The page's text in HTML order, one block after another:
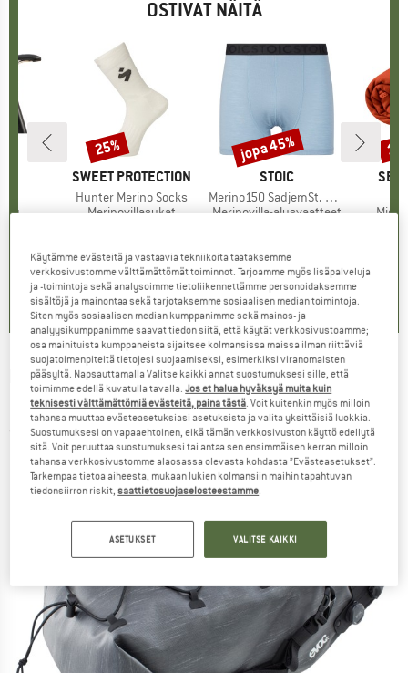
OSTIVAT NÄITÄ
)
MERKKI
SWEET PROTECTION
Tuote
Hunter Merino Socks
Tuoteryhmä
Merinovillasukat
0,0(0)
Alennus
25%
MERKKI
STOIC
Tuote
Merino150 SadjemSt. Boxer
Tuoteryhmä
Merinovilla-alusvaatteet
4,6(19)
Alennus
jopa 45%
SEA
EVOC -Seat Pack Boa Waterproof 8 -
Pyörälaukku
(0)
Käytämme evästeitä ja vastaavia tekniikoita taataksemme
verkkosivustomme välttämättömät toiminnot. Tarjoamme myös lisäpalveluja
ja -toimintoja sekä analysoimme tietoliikennettämme personoidaksemme
sisältöjä ja mainontaa sekä tarjotaksemme sosiaalisen median toimintoja.
Siten myös sosiaalisen median kumppanimme sekä mainos- ja
analyysikumppanimme saavat tiedon siitä, että käytät verkkosivustoamme;
osa mainituista kumppaneista sijaitsee kolmansissa maissa ilman riittäviä
suojatoimenpiteitä tietojesi suojaamiseksi, esimerkiksi viranomaisten
pääsyltä. Napsauttamalla Valitse kaikki annat suostumuksesi sille, että
toimimme edellä kuvatulla tavalla.Jos et halua hyväksyä muita kuin
teknisesti välttämättömiä evästeitä, paina tästä . Voit kuitenkin myös milloin
tahansa muuttaa evästeasetuksiasi asetuksista ja valita yksittäisiä luokkia.
Suostumuksesi on vapaaehtoinen, eikä tämän verkkosivuston käyttö edellytä
sitä. Voit peruuttaa suostumuksesi tai antaa sen ensimmäisen kerran milloin
tahansa verkkosivustomme alaosassa olevasta kohdasta ”Evästeasetukset”.
Tarkempaa tietoa aiheesta, mukaan lukien kolmansiin maihin tapahtuvan
tiedonsiirron riskit,saattietosuojaselosteestamme
ASETUKSET VALITSE KAIKKI